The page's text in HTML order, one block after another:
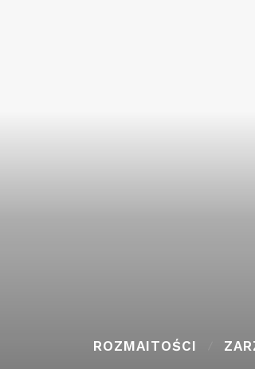
ROZMAITOŚCI